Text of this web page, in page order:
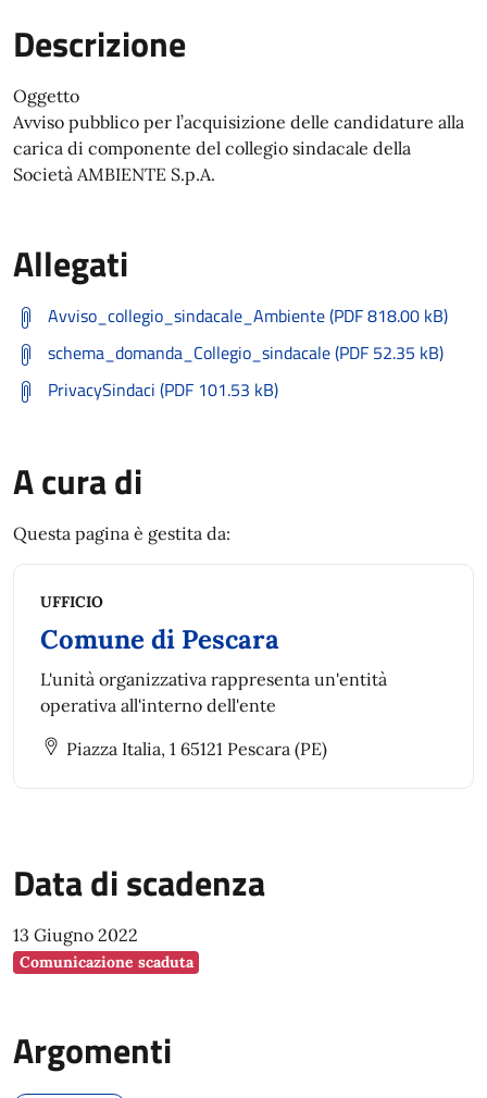
Descrizione
Oggetto
Avviso pubblico per l’acquisizione delle candidature alla
carica di componente del collegio sindacale della
Società AMBIENTE S.p.A.
Allegati
Avviso_collegio_sindacale_Ambiente (PDF 818.00 kB)
schema_domanda_Collegio_sindacale (PDF 52.35 kB)
PrivacySindaci (PDF 101.53 kB)
A cura di
Questa pagina è gestita da:
UFFICIO
Comune di Pescara
L'unità organizzativa rappresenta un'entità
operativa all'interno dell'ente
Piazza Italia, 1 65121 Pescara (PE)
Data di scadenza
13 Giugno 2022
Comunicazione scaduta
Argomenti